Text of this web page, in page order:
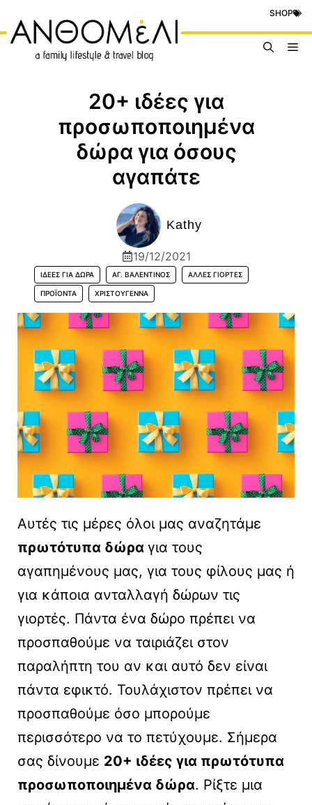
περιεχόμενο
SHOP
20+ ιδέες για
προσωποποιημένα
δώρα για όσους
αγαπάτε
Kathy
19/12/2021
ΙΔΈΕΣ ΓΙΑ ΔΏΡΑ ΑΓ. ΒΑΛΕΝΤΊΝΟΣ ΆΛΛΕΣ ΓΙΟΡΤΈΣ
ΠΡΟΪΟΝΤΑ ΧΡΙΣΤΟΎΓΕΝΝΑ
Αυτές τις μέρες όλοι μας αναζητάμε
πρωτότυπα δώρα για τους
αγαπημένους μας, για τους φίλους μας ή
για κάποια ανταλλαγή δώρων τις
γιορτές. Πάντα ένα δώρο πρέπει να
προσπαθούμε να ταιριάζει στον
παραλήπτη του αν και αυτό δεν είναι
πάντα εφικτό. Τουλάχιστον πρέπει να
προσπαθούμε όσο μπορούμε
περισσότερο να το πετύχουμε. Σήμερα
σας δίνουμε 20+ ιδέες για πρωτότυπα
προσωποποιημένα δώρα. Ρίξτε μια